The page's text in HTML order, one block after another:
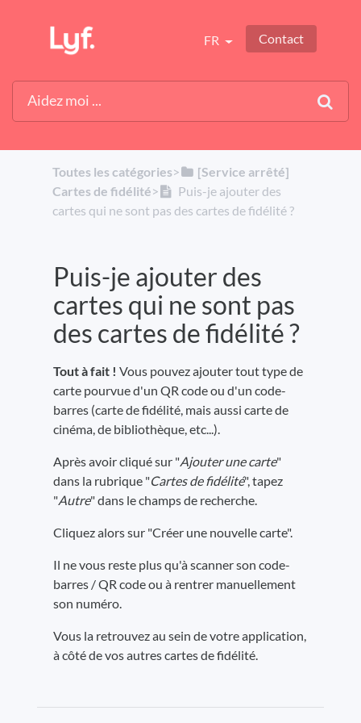
FR Contact
Toutes les catégories​>​
​[Service arrêté]
Cartes de fidélité​>​
Puis-je ajouter des
cartes qui ne sont pas des cartes de fidélité ?
Puis-je ajouter des
cartes qui ne sont pas
des cartes de fidélité ?
Tout à fait ! Vous pouvez ajouter tout type de
carte pourvue d'un QR code ou d'un code-
barres (carte de fidélité, mais aussi carte de
cinéma, de bibliothèque, etc...).
Après avoir cliqué sur "Ajouter une carte"
dans la rubrique "Cartes de fidélité", tapez
"Autre" dans le champs de recherche.
Cliquez alors sur "Créer une nouvelle carte".
Il ne vous reste plus qu'à scanner son code-
barres / QR code ou à rentrer manuellement
son numéro.
Vous la retrouvez au sein de votre application,
à côté de vos autres cartes de fidélité.